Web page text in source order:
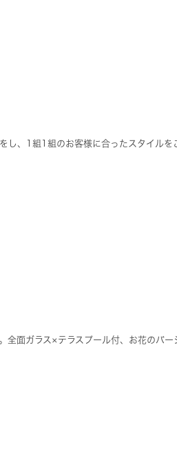
し、1組1組のお客様に合ったスタイルを
全面ガラス×テラスプール付、お花のバー